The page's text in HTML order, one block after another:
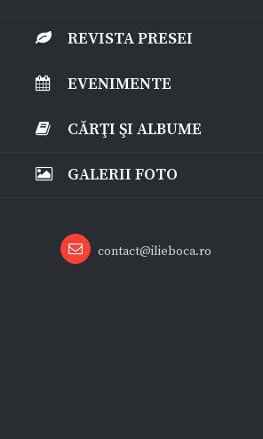
REVISTA PRESEI
EVENIMENTE
CĂRŢI ŞI ALBUME
GALERII FOTO
Emailcontact@ilieboca.ro